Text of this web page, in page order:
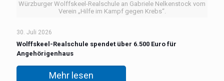
Würzburger Wolffskeel-Realschule an Gabriele Nelkenstock vom
Verein „Hilfe im Kampf gegen Krebs“.
30. Juli 2026
Wolffskeel-Realschule spendet über 6.500 Euro für
Angehörigenhaus
Mehr lesen